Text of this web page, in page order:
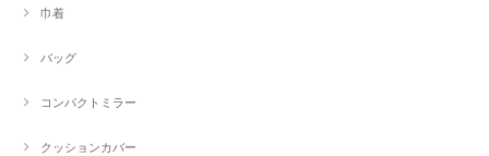
巾着
バッグ
コンパクトミラー
クッションカバー